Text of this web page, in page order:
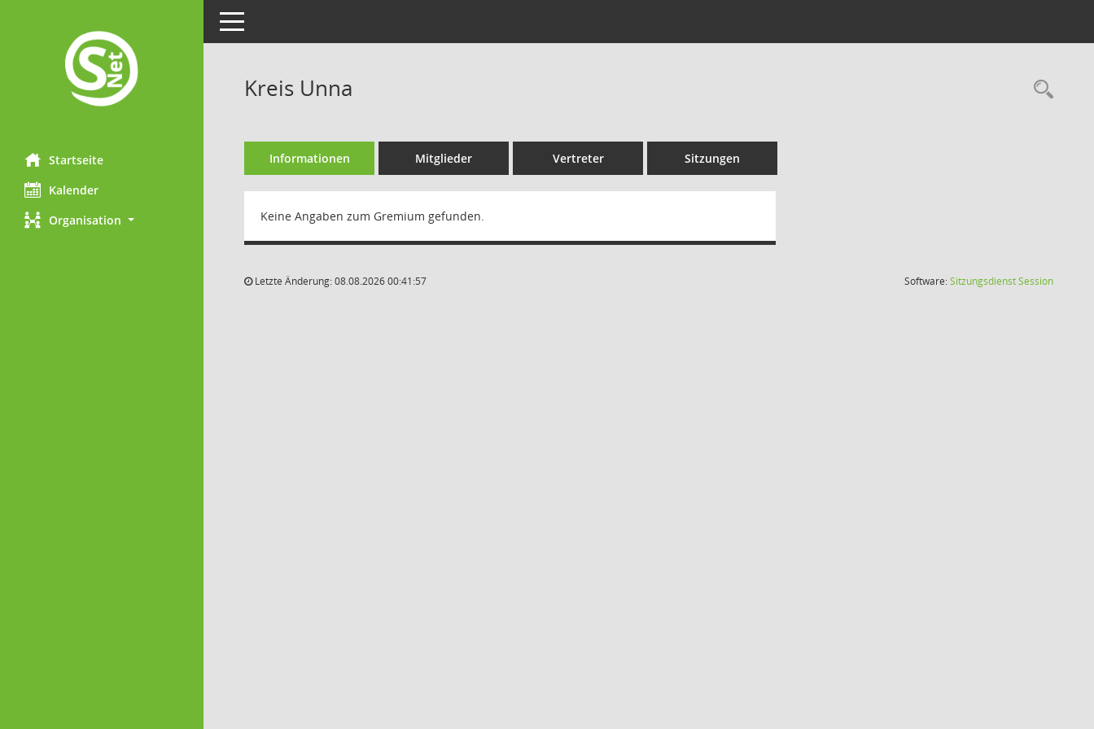
Startseite
Kalender
Organisation
Toggle navigation
Kreis Unna
Informationen Mitglieder Vertreter Sitzungen
Keine Angaben zum Gremium gefunden.
Letzte Änderung: 08.08.2026 00:41:57 Software:SitzungsdienstSession(Wird in